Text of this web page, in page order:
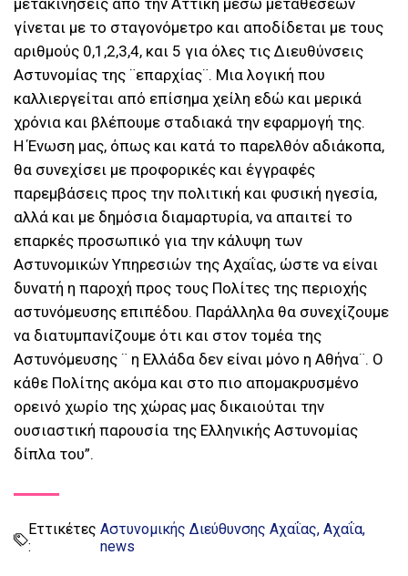
μετακινήσεις από την Αττική μέσω μεταθέσεων
γίνεται με το σταγονόμετρο και αποδίδεται με τους
αριθμούς 0,1,2,3,4, και 5 για όλες τις Διευθύνσεις
Αστυνομίας της ¨επαρχίας¨. Μια λογική που
καλλιεργείται από επίσημα χείλη εδώ και μερικά
χρόνια και βλέπουμε σταδιακά την εφαρμογή της.
Η Ένωση μας, όπως και κατά το παρελθόν αδιάκοπα,
θα συνεχίσει με προφορικές και έγγραφές
παρεμβάσεις προς την πολιτική και φυσική ηγεσία,
αλλά και με δημόσια διαμαρτυρία, να απαιτεί το
επαρκές προσωπικό για την κάλυψη των
Αστυνομικών Υπηρεσιών της Αχαΐας, ώστε να είναι
δυνατή η παροχή προς τους Πολίτες της περιοχής
αστυνόμευσης επιπέδου. Παράλληλα θα συνεχίζουμε
να διατυμπανίζουμε ότι και στον τομέα της
Αστυνόμευσης ¨ η Ελλάδα δεν είναι μόνο η Αθήνα¨. Ο
κάθε Πολίτης ακόμα και στο πιο απομακρυσμένο
ορεινό χωρίο της χώρας μας δικαιούται την
ουσιαστική παρουσία της Ελληνικής Αστυνομίας
δίπλα του”.
Εττικέτες
:
Αστυνομικής Διεύθυνσης Αχαΐας Αχαΐα
news